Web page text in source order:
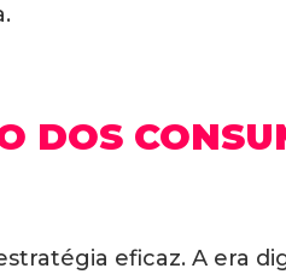
DOS
eficaz. A era